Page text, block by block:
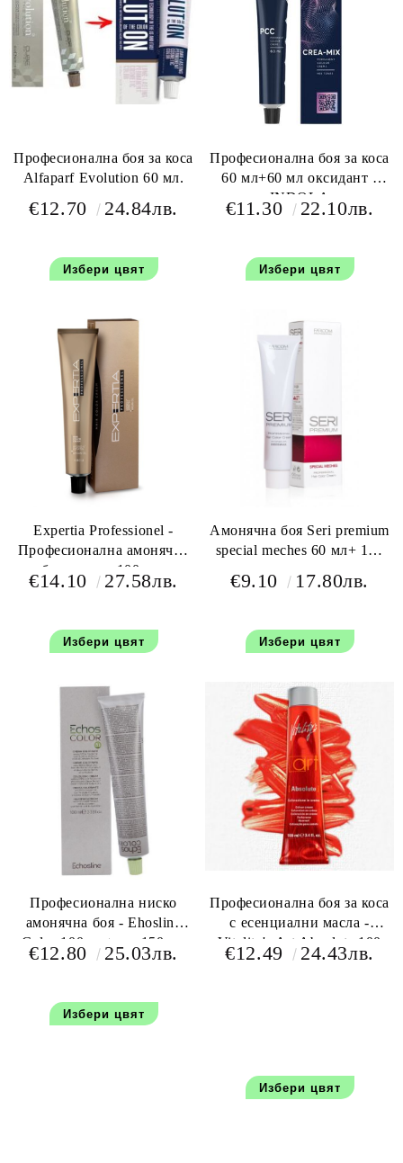
Професионална боя за коса
Alfaparf Evolution 60 мл.
€12.70 24.84лв.
Избери цвят
Професионална боя за коса
60 мл+60 мл оксидант -
INDOLA
€11.30 22.10лв.
Избери цвят
Expertia Professionel -
Професионална амонячна
боя за коса 100 мл.
€14.10 27.58лв.
Избери цвят
Амонячна боя Seri premium
special meches 60 мл+ 100
€9.10 17.80лв.
Избери цвят
Професионална ниско
амонячна боя - Ehosline
Color 100 мл+oxy 150 мл
€12.80 25.03лв.
Избери цвят
Професионална боя за коса
с есенциални масла -
Vitality's Art Absolute 100
мл+150 мл оксидант
€12.49 24.43лв.
Избери цвят